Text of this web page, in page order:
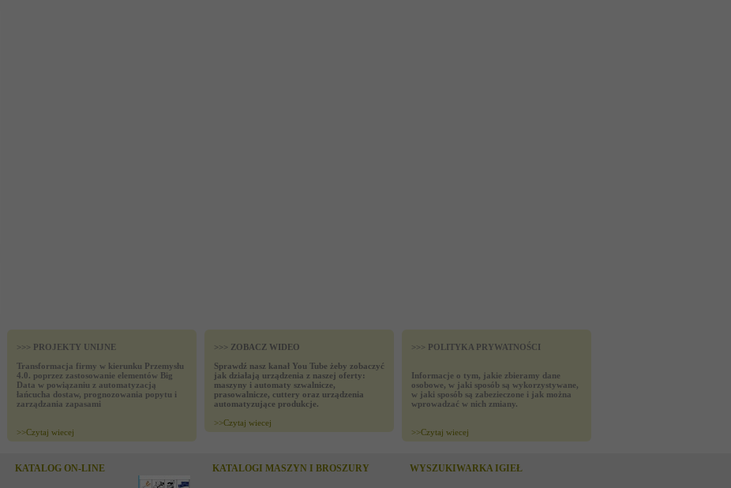
>>> PROJEKTY UNIJNE
Transformacja firmy w kierunku Przemysłu
4.0. poprzez zastosowanie elementów Big
Data w powiązaniu z automatyzacją
łańcucha dostaw, prognozowania popytu i
zarządzania zapasami
>>Czytaj wiecej
>>> ZOBACZ WIDEO
Sprawdź nasz kanał You Tube żeby zobaczyć
jak działają urządzenia z naszej oferty:
maszyny i automaty szwalnicze,
prasowalnicze, cuttery oraz urządzenia
automatyzujące produkcje.
>>Czytaj wiecej
>>> POLITYKA PRYWATNOŚCI
Informacje o tym, jakie zbieramy dane
osobowe, w jaki sposób są wykorzystywane,
w jaki sposób są zabezieczone i jak można
wprowadzać w nich zmiany.
>>Czytaj wiecej
KATALOG ON-LINE KATALOGI MASZYN I BROSZURY WYSZUKIWARKA IGIEŁ